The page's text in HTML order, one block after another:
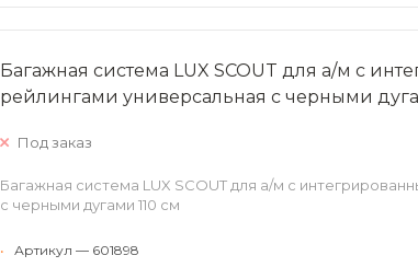
Багажная система LUX SCOUT для а/м с
рейлингами универсальная с черными
Под заказ
Багажная система LUX SCOUT для а/м с
с черными дугами 110 см
•
Артикул — 601898